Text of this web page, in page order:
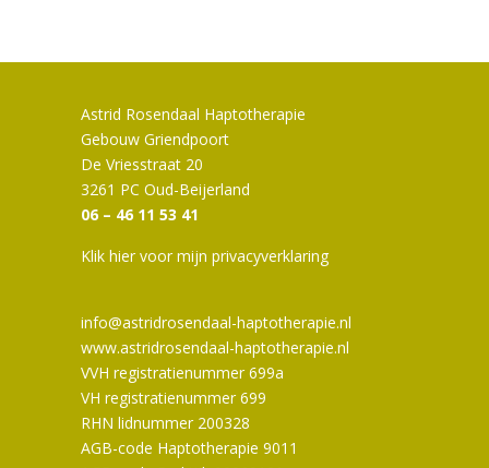
Astrid Rosendaal Haptotherapie
Gebouw Griendpoort
De Vriesstraat 20
3261 PC Oud-Beijerland
06 – 46 11 53 41
Klik hier voor mijn privacyverklaring
info@astridrosendaal-haptotherapie.nl
www.astridrosendaal-haptotherapie.nl
VVH registratienummer 699a
VH registratienummer 699
RHN lidnummer 200328
AGB-code Haptotherapie 9011